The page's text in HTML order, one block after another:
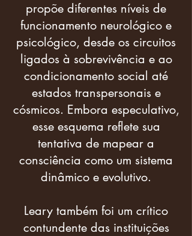
propõe diferentes níveis de
funcionamento neurológico e
psicológico, desde os circuitos
ligados à sobrevivência e ao
condicionamento social até
estados transpersonais e
cósmicos. Embora especulativo,
esse esquema reflete sua
tentativa de mapear a
consciência como um sistema
dinâmico e evolutivo.
Leary também foi um crítico
contundente das instituições